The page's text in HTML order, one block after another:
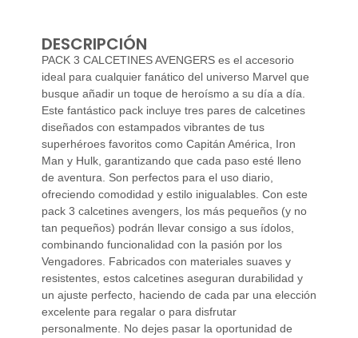
DESCRIPCIÓN
PACK 3 CALCETINES AVENGERS es el accesorio
ideal para cualquier fanático del universo Marvel que
busque añadir un toque de heroísmo a su día a día.
Este fantástico pack incluye tres pares de calcetines
diseñados con estampados vibrantes de tus
superhéroes favoritos como Capitán América, Iron
Man y Hulk, garantizando que cada paso esté lleno
de aventura. Son perfectos para el uso diario,
ofreciendo comodidad y estilo inigualables. Con este
pack 3 calcetines avengers, los más pequeños (y no
tan pequeños) podrán llevar consigo a sus ídolos,
combinando funcionalidad con la pasión por los
Vengadores. Fabricados con materiales suaves y
resistentes, estos calcetines aseguran durabilidad y
un ajuste perfecto, haciendo de cada par una elección
excelente para regalar o para disfrutar
personalmente. No dejes pasar la oportunidad de